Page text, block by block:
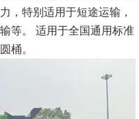
，特别适用于短途运输，
等。 适用于全国通用标准
桶。